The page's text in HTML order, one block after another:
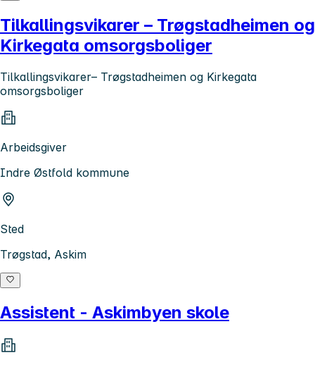
Tilkallingsvikarer – Trøgstadheimen og
Kirkegata omsorgsboliger
Tilkallingsvikarer– Trøgstadheimen og Kirkegata
omsorgsboliger
Arbeidsgiver
Indre Østfold kommune
Sted
Trøgstad, Askim
Assistent - Askimbyen skole